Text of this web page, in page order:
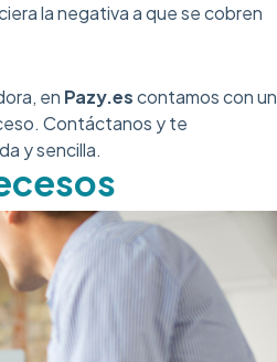
la negativa a que se cobren
en Pazy.escontamos con un
Contáctanos y te
y sencilla.